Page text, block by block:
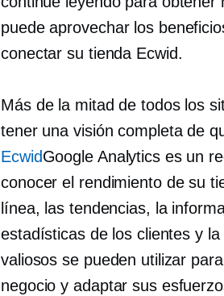
puede aprovechar los
conectar su tienda Ecwid.
Más de la mitad de todos los
tener una visión completa de
EcwidGoogle Analytics es un
conocer el rendimiento de su
línea, las tendencias, la
estadísticas de los clientes y
valiosos se pueden utilizar
negocio y adaptar sus